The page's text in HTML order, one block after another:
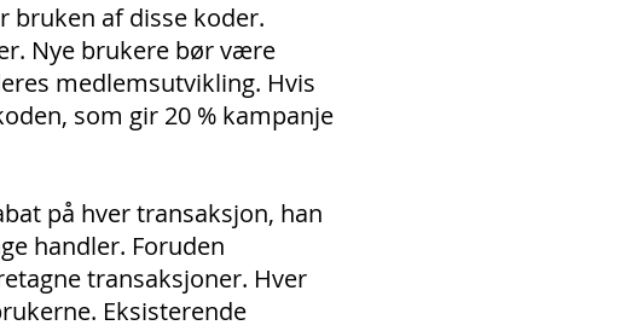
bruken af ​​disse koder.
Nye brukere bør være
medlemsutvikling. Hvis
som gir 20 % kampanje
på hver transaksjon, han
handler. Foruden
transaksjoner. Hver
Eksisterende